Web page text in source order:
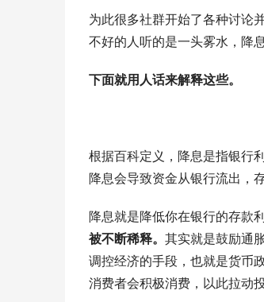
为此很多社群开始了各种讨论
不好的人听的是一头雾水，降
下面就用人话来解释这些。
根据百科定义，降息是指银行
降息会导致资金从银行流出，
降息就是降低你在银行的存款
被不断稀释。 其实就是鼓励通
调控经济的手段，也就是货币
消费者会积极消费，以此拉动